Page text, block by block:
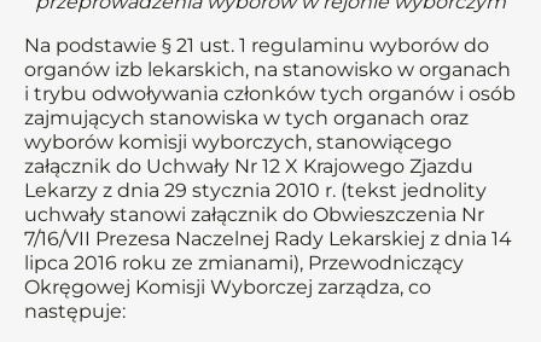
Na podstawie § 21 ust. 1 regulaminu wyborów do
organów izb lekarskich, na stanowisko w organach
i trybu odwoływania członków tych organów i osób
zajmujących stanowiska w tych organach oraz
wyborów komisji wyborczych, stanowiącego
załącznik do Uchwały Nr 12 X Krajowego Zjazdu
Lekarzy z dnia 29 stycznia 2010 r. (tekst jednolity
uchwały stanowi załącznik do Obwieszczenia Nr
7/16/VII Prezesa Naczelnej Rady Lekarskiej z dnia 14
lipca 2016 roku ze zmianami), Przewodniczący
Okręgowej Komisji Wyborczej zarządza, co
następuje: